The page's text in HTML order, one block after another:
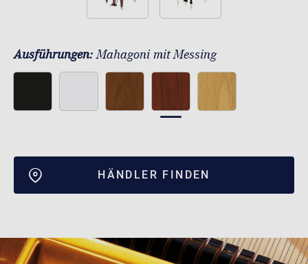
Ausführungen:Mahagoni mit Messing
HÄNDLER FINDEN